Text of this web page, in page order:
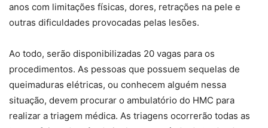
anos com limitações físicas, dores, retrações na pele e
outras dificuldades provocadas pelas lesões.
Ao todo, serão disponibilizadas 20 vagas para os
procedimentos. As pessoas que possuem sequelas de
queimaduras elétricas, ou conhecem alguém nessa
situação, devem procurar o ambulatório do HMC para
realizar a triagem médica. As triagens ocorrerão todas as